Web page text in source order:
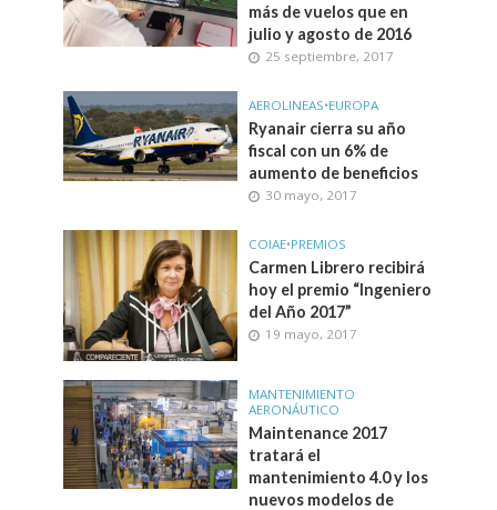
más de vuelos que en
julio y agosto de 2016
25 septiembre, 2017
AEROLINEAS•EUROPA
Ryanair cierra su año
fiscal con un 6% de
aumento de beneficios
30 mayo, 2017
COIAE•PREMIOS
Carmen Librero recibirá
hoy el premio “Ingeniero
del Año 2017”
19 mayo, 2017
MANTENIMIENTO
AERONÁUTICO
Maintenance 2017
tratará el
mantenimiento 4.0 y los
nuevos modelos de